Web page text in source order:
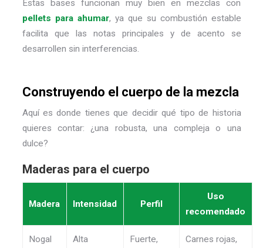
Estas bases funcionan muy bien en mezclas con
pellets para ahumar, ya que su combustión estable
facilita que las notas principales y de acento se
desarrollen sin interferencias.
Construyendo el cuerpo de la mezcla
Aquí es donde tienes que decidir qué tipo de historia
quieres contar: ¿una robusta, una compleja o una
dulce?
Maderas para el cuerpo
Madera Intensidad Perfil
Uso
recomendado
Nogal
Alta
Fuerte,
Carnes rojas,